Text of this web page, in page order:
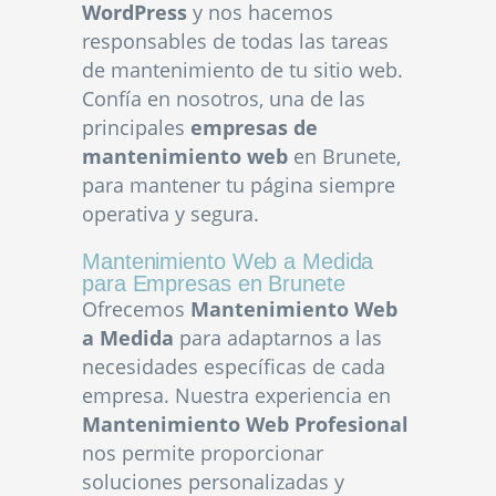
WordPress y nos hacemos
responsables de todas las tareas
de mantenimiento de tu sitio web.
Confía en nosotros, una de las
principales empresas de
mantenimiento web en Brunete,
para mantener tu página siempre
operativa y segura.
Mantenimiento Web a Medida
para Empresas en Brunete
Ofrecemos Mantenimiento Web
a Medida para adaptarnos a las
necesidades específicas de cada
empresa. Nuestra experiencia en
Mantenimiento Web Profesional
nos permite proporcionar
soluciones personalizadas y